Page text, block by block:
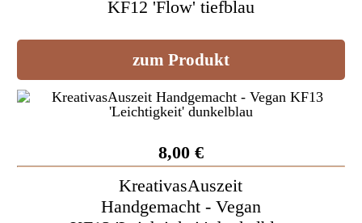
KF12 'Flow' tiefblau
zum Produkt
8,00 €
KreativasAuszeit
Handgemacht - Vegan